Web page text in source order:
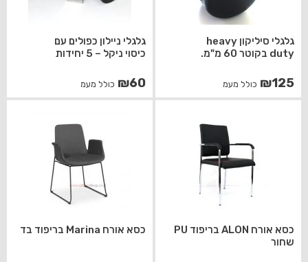
גלגלי סיליקון heavy
duty בקוטר 60 מ"מ.
₪125 כולל מעמ
גלגלי ניילון כפולים עם
כיסוי ניקל – 5 יחידות
₪60 כולל מעמ
כסא אורח ALON בריפוד PU
שחור
כסא אורח Marina בריפוד בד